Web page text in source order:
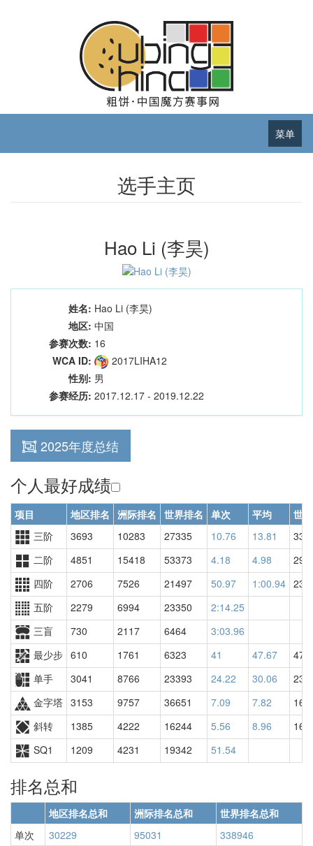
菜单
选手主页
Hao Li (李昊)
姓名: Hao Li (李昊)
地区: 中国
参赛次数: 16
WCA ID:
2017LIHA12
性别: 男
参赛经历: 2017.12.17 - 2019.12.22
2025年度总结
个人最好成绩
项目 地区排名 洲际排名 世界排名 单次 平均
世
三阶
3693 10283 27335 10.76 13.81
二阶
4851 15418 53373 4.18 4.98
四阶
2706 7526 21497 50.97 1:00.94
五阶
2279 6994 23350
2:14.25
三盲
730 2117 6464
3:03.96
最少步 610 1761 6323 41 47.67
单手
3041 8766 23393 24.22 30.06
金字塔 3153 9757 36651 7.09 7.82
斜转
1385 4222 16244 5.56 8.96
SQ1
1209 4231 19342 51.54
排名总和
地区排名总和 洲际排名总和
世界排名总和
单次
30229 95031
338946